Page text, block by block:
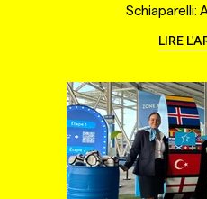
Schiaparelli:
LIRE